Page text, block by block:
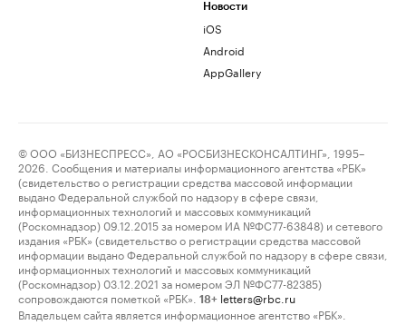
Новости
iOS
Android
AppGallery
© ООО «БИЗНЕСПРЕСС», АО «РОСБИЗНЕСКОНСАЛТИНГ», 1995–
2026. Сообщения и материалы информационного агентства «РБК»
(свидетельство о регистрации средства массовой информации
выдано Федеральной службой по надзору в сфере связи,
информационных технологий и массовых коммуникаций
(Роскомнадзор) 09.12.2015 за номером ИА №ФС77-63848) и сетевого
издания «РБК» (свидетельство о регистрации средства массовой
информации выдано Федеральной службой по надзору в сфере связи,
информационных технологий и массовых коммуникаций
(Роскомнадзор) 03.12.2021 за номером ЭЛ №ФС77-82385)
сопровождаются пометкой «РБК».
18+ letters@rbc.ru
Владельцем сайта является информационное агентство «РБК».